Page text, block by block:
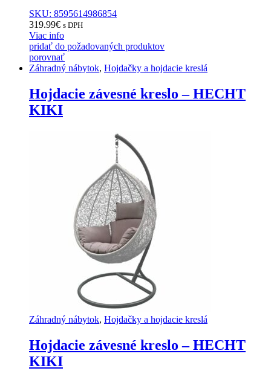
SKU: 8595614986854
319.99€ s DPH
Viac info
pridať do požadovaných produktov
porovnať
Záhradný nábytok, Hojdačky a hojdacie kreslá
Hojdacie závesné kreslo – HECHT
KIKI
Záhradný nábytok, Hojdačky a hojdacie kreslá
Hojdacie závesné kreslo – HECHT
KIKI